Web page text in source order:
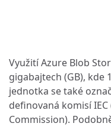
Využití Azure Blob
gigabajtech (GB), kde
jednotka se také
definovaná komisí
Commission).